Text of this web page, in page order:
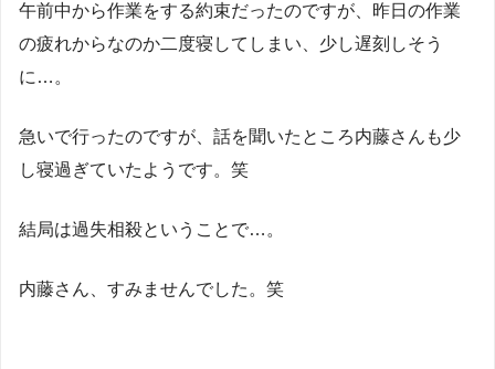
午前中から作業をする約束だったのですが、昨日の作業
の疲れからなのか二度寝してしまい、少し遅刻しそう
に…。
急いで行ったのですが、話を聞いたところ内藤さんも少
し寝過ぎていたようです。笑
結局は過失相殺ということで…。
内藤さん、すみませんでした。笑